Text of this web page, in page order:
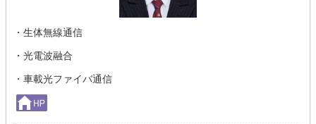
・生体無線通信
・光電波融合
・車載光ファイバ通信